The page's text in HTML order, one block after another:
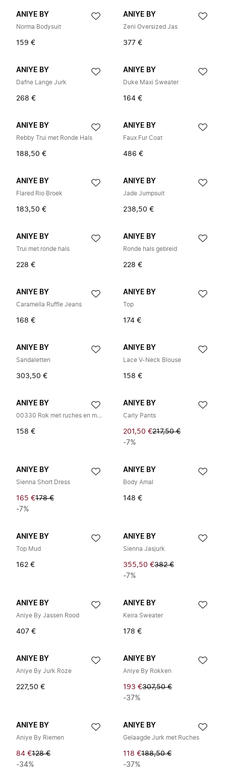
ANIYE BY
Norma Bodysuit
159 €
ANIYE BY
Zeni Oversized Jas
377 €
ANIYE BY
Dafne Lange Jurk
268 €
ANIYE BY
Duke Maxi Sweater
164 €
ANIYE BY
Rebby Trui met Ronde Hals
188,50 €
ANIYE BY
Faux Fur Coat
486 €
ANIYE BY
Flared Rio Broek
183,50 €
ANIYE BY
Jade Jumpsuit
238,50 €
ANIYE BY
Trui met ronde hals
228 €
ANIYE BY
Ronde hals gebreid
228 €
ANIYE BY
Caramella Ruffle Jeans
168 €
ANIYE BY
Top
174 €
ANIYE BY
Sandaletten
303,50 €
ANIYE BY
Lace V-Neck Blouse
158 €
ANIYE BY
00330 Rok met ruches en metaaleffect
158 €
ANIYE BY
Carly Pants
201,50 €217,50 €
-7%
ANIYE BY
Sienna Short Dress
165 €178 €
-7%
ANIYE BY
Body Amal
148 €
ANIYE BY
Top Mud
162 €
ANIYE BY
Sienna Jasjurk
355,50 €382 €
-7%
ANIYE BY
Aniye By Jassen Rood
407 €
ANIYE BY
Keira Sweater
178 €
ANIYE BY
Aniye By Jurk Roze
227,50 €
ANIYE BY
Aniye By Rokken
193 €307,50 €
-37%
ANIYE BY
Aniye By Riemen
84 €128 €
-34%
ANIYE BY
Gelaagde Jurk met Ruches
118 €188,50 €
-37%